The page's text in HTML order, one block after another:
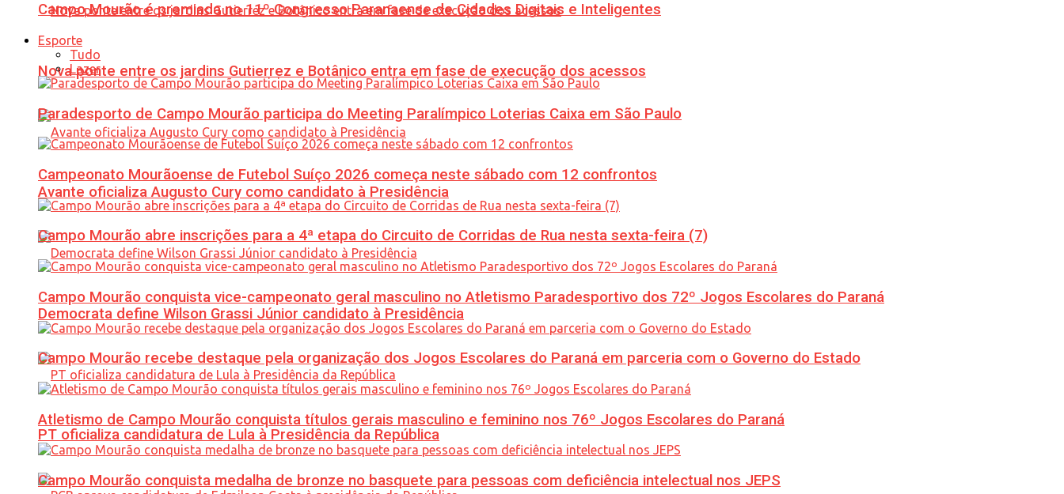
Nova ponte entre os jardins Gutierrez e Botânico entra em fase de execução dos acessos
Avante oficializa Augusto Cury como candidato à Presidência
Democrata define Wilson Grassi Júnior candidato à Presidência
PT oficializa candidatura de Lula à Presidência da República
Campo Mourão é premiada no 11º Congresso Paranaense de Cidades Digitais e Inteligentes
Esporte
Tudo
Lazer
Paradesporto de Campo Mourão participa do Meeting Paralímpico Loterias Caixa em São Paulo
Campeonato Mourãoense de Futebol Suíço 2026 começa neste sábado com 12 confrontos
Campo Mourão abre inscrições para a 4ª etapa do Circuito de Corridas de Rua nesta sexta-feira (7)
Campo Mourão conquista vice-campeonato geral masculino no Atletismo Paradesportivo dos 72º Jogos Escolares do Paraná
Campo Mourão recebe destaque pela organização dos Jogos Escolares do Paraná em parceria com o Governo do Estado
Atletismo de Campo Mourão conquista títulos gerais masculino e feminino nos 76º Jogos Escolares do Paraná
Campo Mourão conquista medalha de bronze no basquete para pessoas com deficiência intelectual nos JEPS